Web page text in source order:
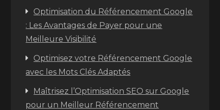
Optimisation du Référencement Google
: Les Avantages de Payer pour une
Meilleure Visibilité
Optimisez votre Référencement Google
avec les Mots Clés Adaptés
Maîtrisez l’Optimisation SEO sur Google
pour un Meilleur Référencement